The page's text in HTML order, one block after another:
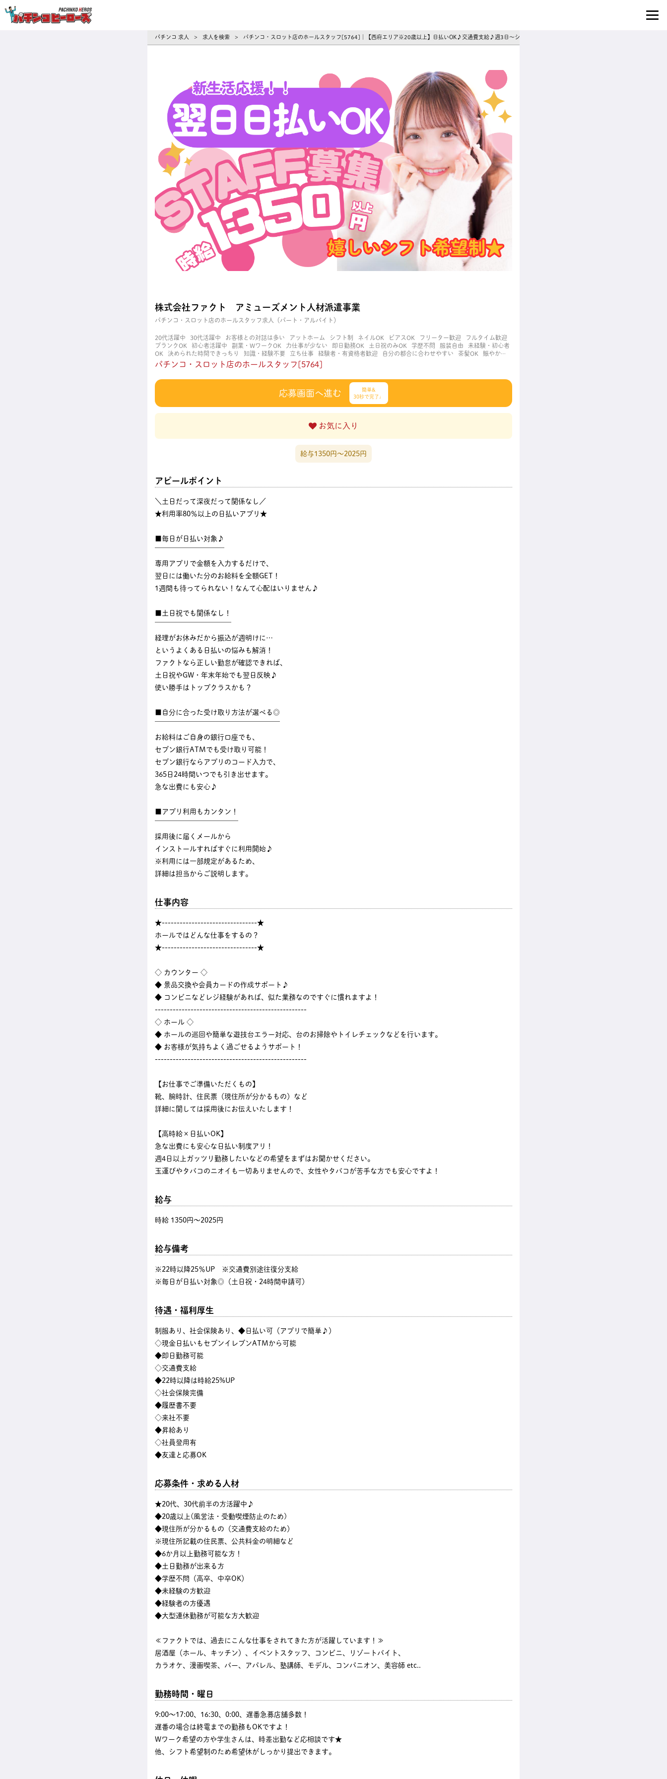
パチンコ 求人 > 求人を検索 > パチンコ・スロット店のホールスタッフ[5764]｜【西府エリア※20歳以上】日払いOK♪交通費支給♪週3日～シフト相談◎
株式会社ファクト アミューズメント人材派遣事業
パチンコ・スロット店のホールスタッフ求人（パート・アルバイト）
20代活躍中 30代活躍中 お客様との対話は多い アットホーム シフト制 ネイルOK ピアスOK フリーター歓迎
フルタイム歓迎
ブランクOK
初心者活躍中 副業・WワークOK 力仕事が少ない 即日勤務OK 土日祝のみOK 学歴不問 服装自由
未経験・初心者
OK
決められた時間できっちり 知識・経験不要 立ち仕事 経験者・有資格者歓迎 自分の都合に合わせやすい 茶髪OK
賑やかな
職場
週4日以上OK 長く働ける 長期歓迎 髪型自由 髪色自由
パチンコ・スロット店のホールスタッフ[5764]
応募画面へ進む
簡単&
30秒で完了♩
お気に入り
給与1350円〜2025円
アピールポイント
＼土日だって深夜だって関係なし／
★利用率80％以上の日払いアプリ★
■毎日が日払い対象♪
専用アプリで金額を入力するだけで、
翌日には働いた分のお給料を全額GET！
1週間も待ってられない！なんて心配はいりません♪
■土日祝でも関係なし！
経理がお休みだから振込が週明けに…
というよくある日払いの悩みも解消！
ファクトなら正しい勤怠が確認できれば、
土日祝やGW・年末年始でも翌日反映♪
使い勝手はトップクラスかも？
■自分に合った受け取り方法が選べる◎
お給料はご自身の銀行口座でも、
セブン銀行ATMでも受け取り可能！
セブン銀行ならアプリのコード入力で、
365日24時間いつでも引き出せます。
急な出費にも安心♪
■アプリ利用もカンタン！
採用後に届くメールから
インストールすればすぐに利用開始♪
※利用には一部規定があるため、
詳細は担当からご説明します。
仕事内容
★--------------------------------★
ホールではどんな仕事をするの？
★--------------------------------★
◇ カウンター ◇
◆ 景品交換や会員カードの作成サポート♪
◆ コンビニなどレジ経験があれば、似た業務なのですぐに慣れますよ！
---------------------------------------------------
◇ ホール ◇
◆ ホールの巡回や簡単な遊技台エラー対応、台のお掃除やトイレチェックなどを行います。
◆ お客様が気持ちよく過ごせるようサポート！
---------------------------------------------------
【お仕事でご準備いただくもの】
靴、腕時計、住民票（現住所が分かるもの）など
詳細に関しては採用後にお伝えいたします！
【高時給×日払いOK】
急な出費にも安心な日払い制度アリ！
週4日以上ガッツリ勤務したいなどの希望をまずはお聞かせください。
玉運びやタバコのニオイも一切ありませんので、女性やタバコが苦手な方でも安心ですよ！
給与
時給 1350円〜2025円
給与備考
※22時以降25％UP ※交通費別途往復分支給
※毎日が日払い対象◎（土日祝・24時間申請可）
待遇・福利厚生
制服あり、社会保険あり、◆日払い可（アプリで簡単♪）
◇現金日払いもセブンイレブンATMから可能
◆即日勤務可能
◇交通費支給
◆22時以降は時給25%UP
◇社会保険完備
◆履歴書不要
◇来社不要
◆昇給あり
◇社員登用有
◆友達と応募OK
応募条件・求める人材
★20代、30代前半の方活躍中♪
◆20歳以上(風営法・受動喫煙防止のため)
◆現住所が分かるもの（交通費支給のため）
※現住所記載の住民票、公共料金の明細など
◆6か月以上勤務可能な方！
◆土日勤務が出来る方
◆学歴不問（高卒、中卒OK）
◆未経験の方歓迎
◆経験者の方優遇
◆大型連休勤務が可能な方大歓迎
≪ファクトでは、過去にこんな仕事をされてきた方が活躍しています！≫
居酒屋（ホール、キッチン）、イベントスタッフ、コンビニ、リゾートバイト、
カラオケ、漫画喫茶、バー、アパレル、塾講師、モデル、コンパニオン、美容師 etc..
勤務時間・曜日
9:00〜17:00、16:30、0:00、遅番急募店舗多数！
遅番の場合は終電までの勤務もOKですよ！
Wワーク希望の方や学生さんは、時差出勤など応相談です★
他、シフト希望制のため希望休がしっかり提出できます。